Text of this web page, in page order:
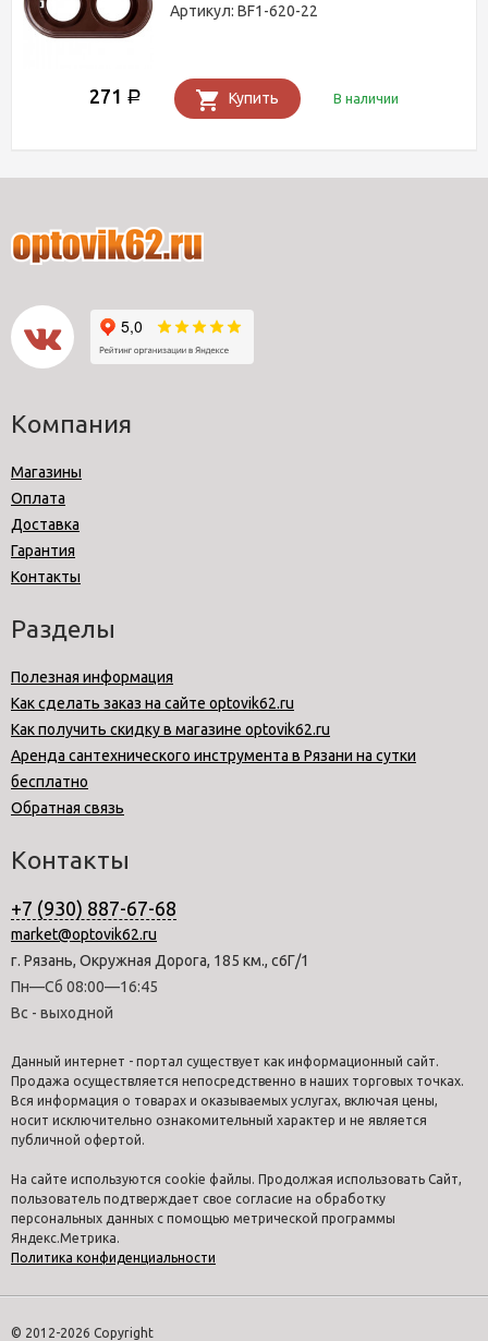
Артикул: BF1-620-22
271 Р Купить В наличии
Компания
Магазины
Оплата
Доставка
Гарантия
Контакты
Разделы
Полезная информация
Как сделать заказ на сайте optovik62.ru
Как получить скидку в магазине optovik62.ru
Аренда сантехнического инструмента в Рязани на сутки
бесплатно
Обратная связь
Контакты
+7 (930) 887-67-68
market@optovik62.ru
г. Рязань, Окружная Дорога, 185 км., с6Г/1
Пн—Сб 08:00—16:45
Вс - выходной
Данный интернет - портал существует как информационный сайт.
Продажа осуществляется непосредственно в наших торговых точках.
Вся информация о товарах и оказываемых услугах, включая цены,
носит исключительно ознакомительный характер и не является
публичной офертой.
На сайте используются cookie файлы. Продолжая использовать Сайт,
пользователь подтверждает свое согласие на обработку
персональных данных с помощью метрической программы
Яндекс.Метрика.
Политика конфиденциальности
© 2012-2026 Copyright